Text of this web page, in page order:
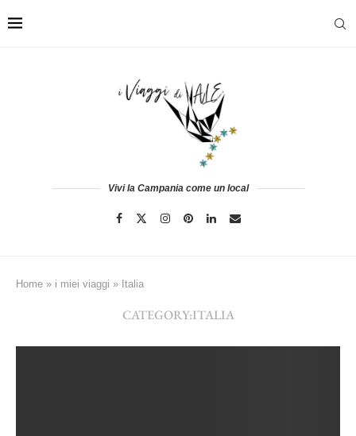
Vivi la Campania come un local
Home » i miei viaggi » Italia
CATEGORY:ITALIA